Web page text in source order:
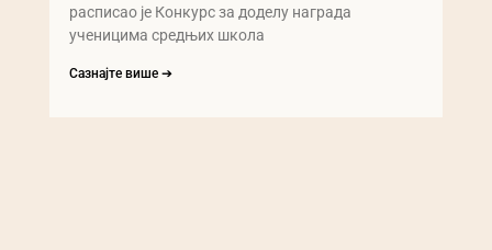
расписао је Конкурс за доделу награда
ученицима средњих школа
Сазнајте више ➔